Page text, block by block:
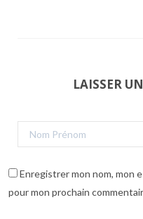
LAISSER
Enregistrer mon nom, mon
pour mon prochain